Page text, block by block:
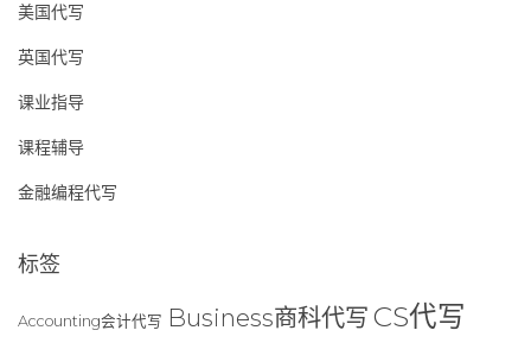
美国代写
英国代写
课业指导
课程辅导
金融编程代写
标签
Accounting会计代写 Business商科代写 CS代写